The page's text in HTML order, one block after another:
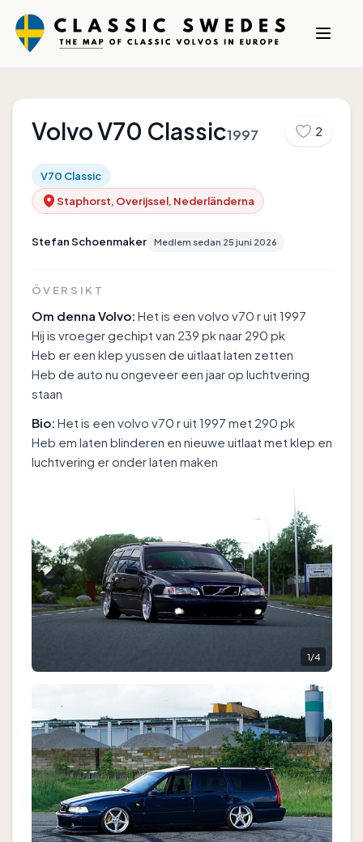
VolvoV70 Classic1997 2
V70 Classic
Staphorst, Overijssel, Nederländerna
Stefan Schoenmaker Medlem sedan 25 juni 2026
ÖVERSIKT
Om denna Volvo: Het is een volvo v70 r uit 1997
Hij is vroeger gechipt van 239 pk naar 290 pk
Heb er een klep yussen de uitlaat laten zetten
Heb de auto nu ongeveer een jaar op luchtvering
staan
Bio: Het is een volvo v70 r uit 1997 met 290 pk
Heb em laten blinderen en nieuwe uitlaat met klep en
luchtvering er onder laten maken
1/4